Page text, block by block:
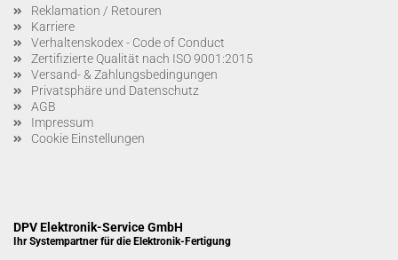
Reklamation / Retouren
Karriere
Verhaltenskodex - Code of Conduct
Zertifizierte Qualität nach ISO 9001:2015
Versand- & Zahlungsbedingungen
Privatsphäre und Datenschutz
AGB
Impressum
Cookie Einstellungen
DPV Elektronik-Service GmbH
Ihr Systempartner für die Elektronik-Fertigung